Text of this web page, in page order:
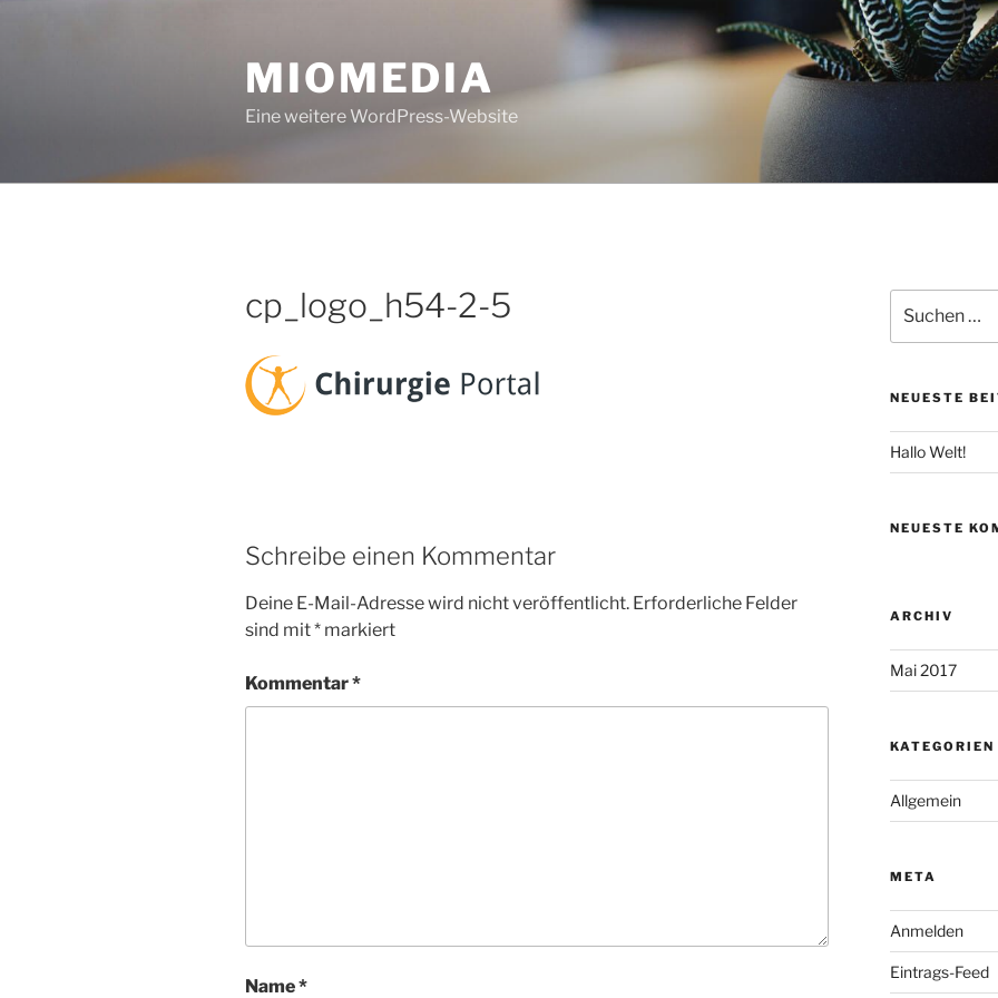
MIOMEDIA
Eine weitere WordPress-Website
cp_logo_h54-2-5
Schreibe einen Kommentar
Deine E-Mail-Adresse wird nicht veröffentlicht. Erforderliche Felder
sind mit* markiert
Kommentar*
Name*
nach:
NEUESTE
Hallo Welt!
NEUESTE
ARCHIV
Mai 2017
KATEGORIEN
Allgemein
META
Anmelden
Eintrags-Feed